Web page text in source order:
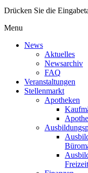
Drücken Sie die
Menu
News
Aktuelles
Newsarchiv
FAQ
Veranstaltungen
Stellenmarkt
Apotheken
Freizeit